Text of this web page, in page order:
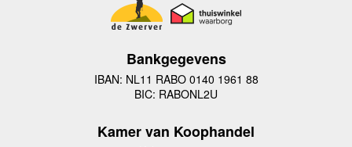
Bankgegevens
IBAN: NL11 RABO 0140 1961 88
BIC: RABONL2U
Kamer van Koophandel